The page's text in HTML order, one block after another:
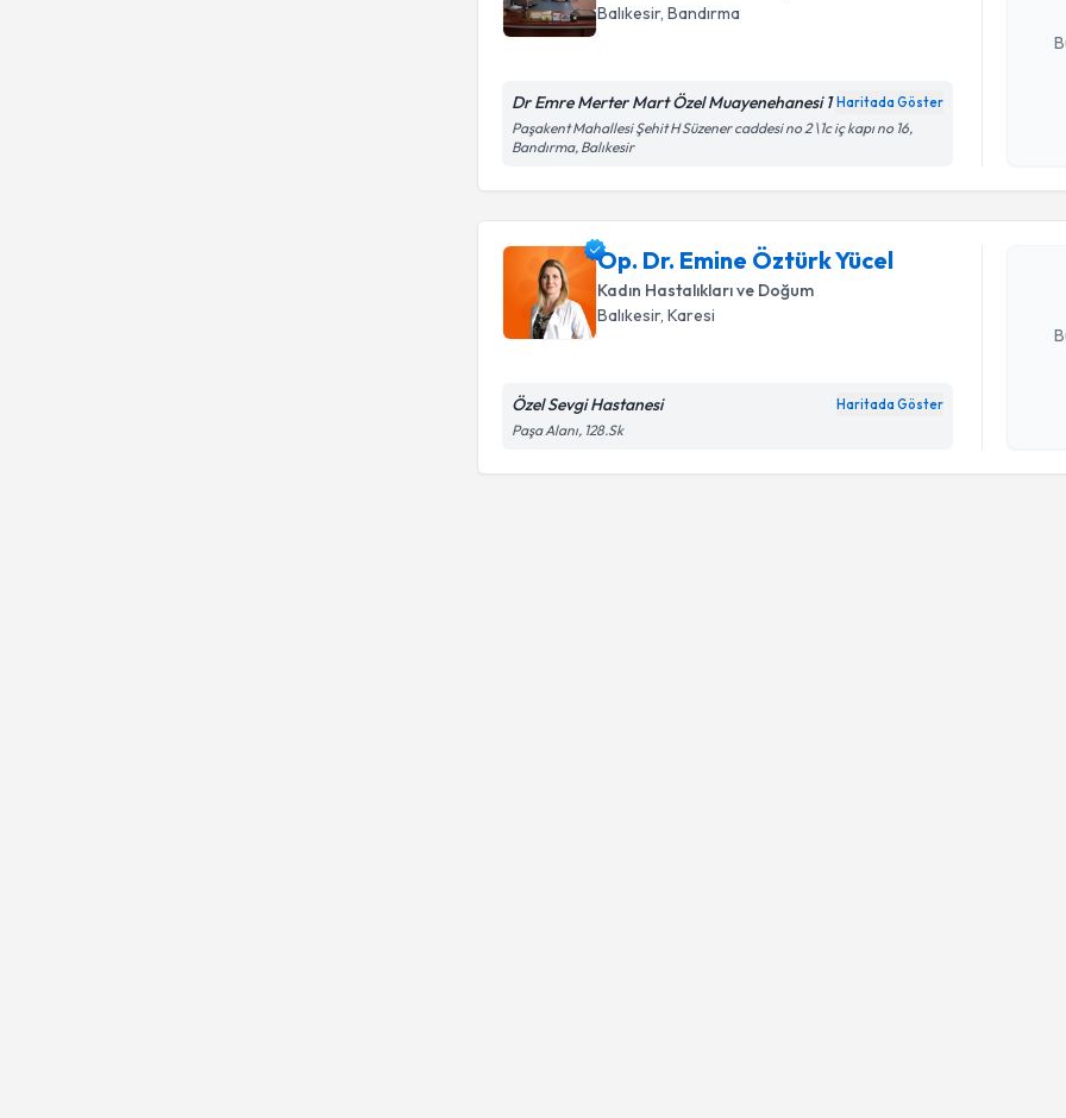
Balıkesir, Bandırma
Dr Emre Merter Mart Özel Muayenehanesi 1 Haritada Göster
Paşakent Mahallesi Şehit H Süzener caddesi no 2 \1c iç kapı no 16,
Bandırma, Balıkesir
Op. Dr. Emine Öztürk Yücel
Kadın Hastalıkları ve Doğum
Balıkesir, Karesi
Özel Sevgi Hastanesi Haritada Göster
Paşa Alanı, 128.Sk